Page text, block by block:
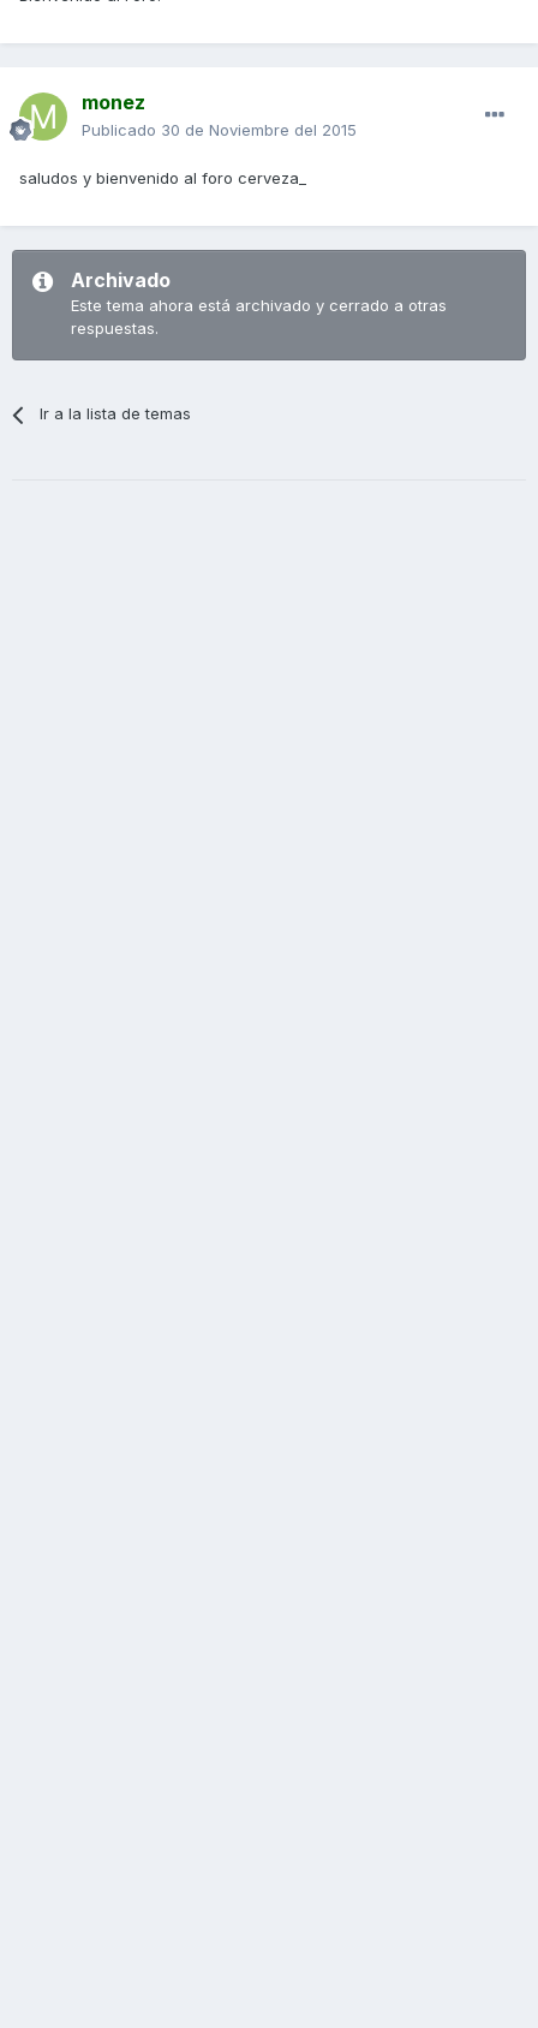
monez
Publicado 30 de Noviembre del 2015
saludos y bienvenido al foro cerveza_
Archivado
Este tema ahora está archivado y cerrado a otras
respuestas.
Ir a la lista de temas